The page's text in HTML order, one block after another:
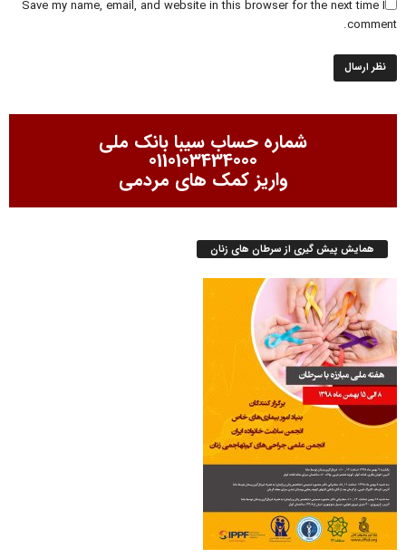
Save my name, email, and website in this browser for the next time I
comment.
شماره حساب سیبا بانک ملی
0110103434000
واریز کمک های مردمی
همایش پیش گیری از سرطان های زنان